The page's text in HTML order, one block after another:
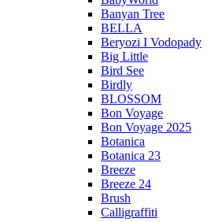
Banyan Tree
BELLA
Beryozi I Vodopady
Big Little
Bird See
Birdly
BLOSSOM
Bon Voyage
Bon Voyage 2025
Botanica
Botanica 23
Breeze
Breeze 24
Brush
Calligraffiti